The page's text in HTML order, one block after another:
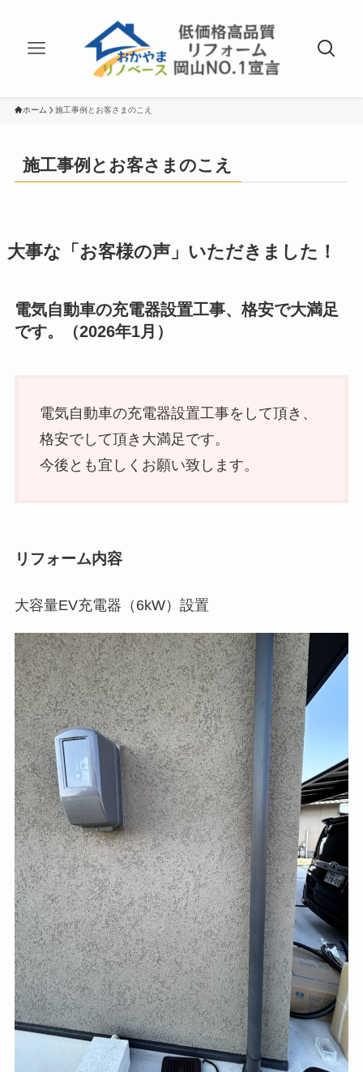
ホーム 施工事例とお客さまのこえ
施工事例とお客さまのこえ
大事な「お客様の声」いただきました！
電気自動車の充電器設置工事、格安で大満足
です。（2026年1月）
電気自動車の充電器設置工事をして頂き、
格安でして頂き大満足です。
今後とも宜しくお願い致します。
リフォーム内容
大容量EV充電器（6kW）設置